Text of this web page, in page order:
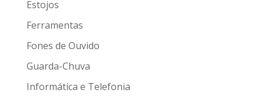
Estojos
Ferramentas
Fones de Ouvido
Guarda-Chuva
Informática e Telefonia